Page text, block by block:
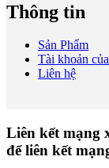
Thông tin
Sản Phẩm
Tài khoản
Liên hệ
Liên kết mạng
để liên kết